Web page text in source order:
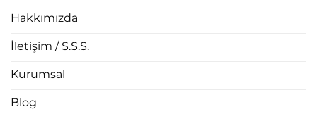
Hakkımızda
İletişim / S.S.S.
Kurumsal
Blog